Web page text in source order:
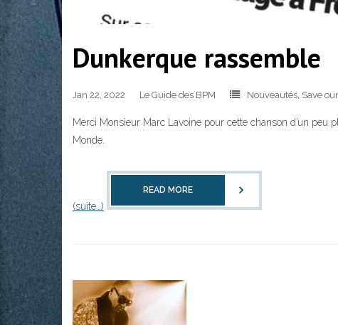
Dunkerque rassemble
Jan 22, 2022 Le Guide des BPM Nouveautés, Save
Merci Monsieur Marc Lavoine pour cette chanson d’un
Monde.
(suite…)
READ MORE